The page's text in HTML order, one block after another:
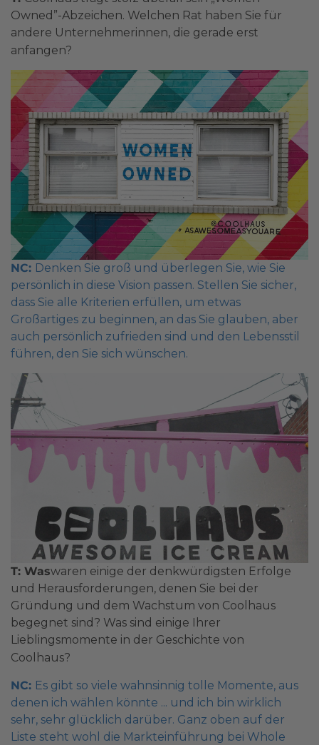
Owned”-Abzeichen. Welchen Rat haben Sie für
andere Unternehmerinnen, die gerade erst
anfangen?
NC: Denken Sie groß und überlegen Sie, wie Sie
persönlich in diese Vision passen. Stellen Sie sicher,
dass Sie alle Kriterien erfüllen, um etwas
Großartiges zu beginnen, an das Sie glauben, aber
auch persönlich zufrieden sind und den Lebensstil
führen, den Sie sich wünschen.
T: Waswaren einige der denkwürdigsten Erfolge
und Herausforderungen, denen Sie bei der
Gründung und dem Wachstum von Coolhaus
begegnet sind? Was sind einige Ihrer
Lieblingsmomente in der Geschichte von
Coolhaus?
NC: Es gibt so viele wahnsinnig tolle Momente, aus
denen ich wählen könnte ... und ich bin wirklich
sehr, sehr glücklich darüber. Ganz oben auf der
Liste steht wohl die Markteinführung bei Whole